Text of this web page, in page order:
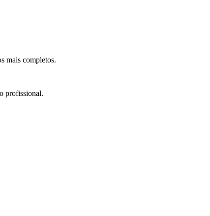
mais completos.
profissional.